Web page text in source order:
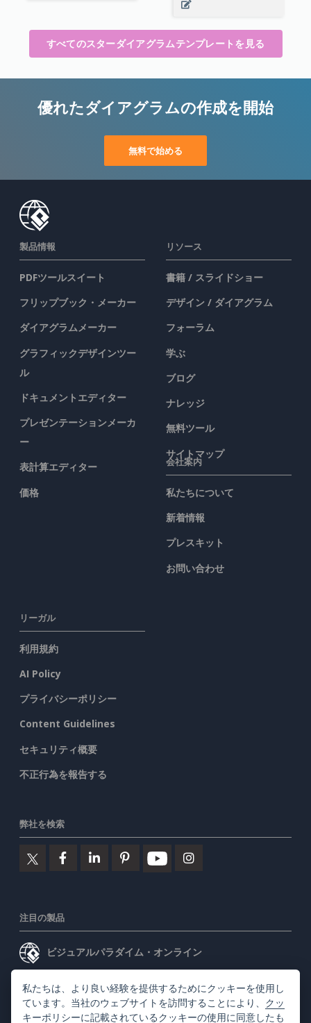
すべてのスターダイアグラムテンプレートを見る
優れたダイアグラムの作成を開始
無料で始める
製品情報
PDFツールスイート
フリップブック・メーカー
ダイアグラムメーカー
グラフィックデザインツー
ル
ドキュメントエディター
プレゼンテーションメーカ
ー
表計算エディター
価格
リソース
書籍 / スライドショー
デザイン / ダイアグラム
フォーラム
学ぶ
ブログ
ナレッジ
無料ツール
サイトマップ
会社案内
私たちについて
新着情報
プレスキット
お問い合わせ
リーガル
利用規約
AI Policy
プライバシーポリシー
Content Guidelines
セキュリティ概要
不正行為を報告する
弊社を検索
注目の製品
ビジュアルパラダイム・オンライン
ビジュアルパラダイムデスクトップ
私たちは、より良い経験を提供するためにクッキーを使用し
ています。当社のウェブサイトを訪問することにより、 クッ
キーポリシーに記載されているクッキーの使用に同意したも